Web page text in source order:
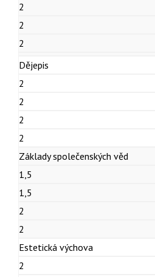
2
2
2
Dějepis
2
2
2
2
Základy společenských věd
1,5
1,5
2
2
Estetická výchova
2